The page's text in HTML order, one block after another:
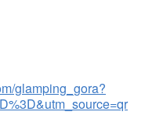
glamping_gora?